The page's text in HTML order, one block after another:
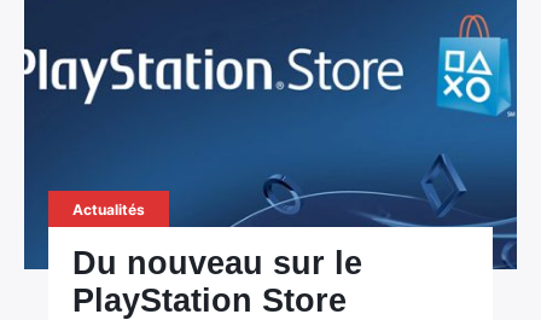
Actualités
Du nouveau sur le
PlayStation Store